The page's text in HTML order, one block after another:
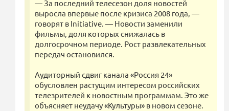
— За последний телесезон доля новостей
выросла впервые после кризиса 2008 года, —
говорят в Initiative. — Новости заменили
фильмы, доля которых снижалась в
долгосрочном периоде. Рост развлекательных
передач остановился.
Аудиторный сдвиг канала «Россия 24»
обусловлен растущим интересом российских
телезрителей к новостным программам. Это же
объясняет неудачу «Культуры» в новом сезоне.